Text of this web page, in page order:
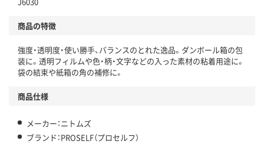
商品の特徴
強度・透明度・使い勝手、バランスのとれた逸品。ダンボール箱の包
装に。透明フィルムや色・柄・文字などの入った素材の粘着用途に。
袋の結束や紙箱の角の補修に。
商品仕様
メーカー：ニトムズ
ブランド：PROSELF（プロセルフ）